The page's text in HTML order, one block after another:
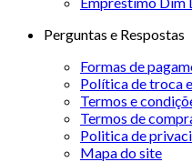
Perguntas e Respostas
Formas de
Política de troca
Termos e
Termos de
Politica de
Mapa do site